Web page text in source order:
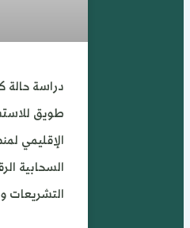
دراسة حالة
طويق
الإقليمي
السحابية
التشريعات